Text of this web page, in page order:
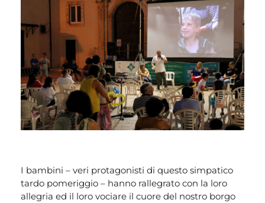
I bambini – veri protagonisti di questo simpatico
tardo pomeriggio – hanno rallegrato con la loro
allegria ed il loro vociare il cuore del nostro borgo